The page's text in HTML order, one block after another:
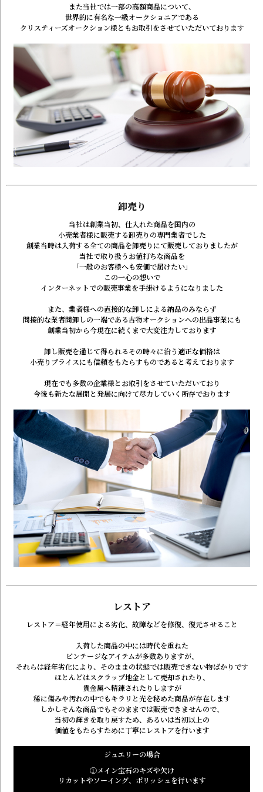
また当社では一部の高額商品について、
世界的に有名な一級オークショニアである
クリスティーズオークション様ともお取引をさせていただいております
卸売り
当社は創業当初、仕入れた商品を国内の
小売業者様に販売する卸売りの専門業者でした
創業当時は入荷する全ての商品を卸売りにて販売しておりましたが
当社で取り扱うお値打ちな商品を
「一般のお客様へも安価で届けたい」
この一心の想いで
インターネットでの販売事業を手掛けるようになりました
また、業者様への直接的な卸しによる納品のみならず
間接的な業者間卸しの一端である古物オークションへの出品事業にも
創業当初から今現在に続くまで大変注力しております
卸し販売を通じて得られるその時々に沿う適正な価格は
小売りプライスにも信頼をもたらすものである と考えております
現在でも多数の企業様とお取引をさせていただいており
今後も新たな展開と発展に向けて尽力していく所存でおります
レストア
レストア＝経年使用による劣化、故障などを修復、復元させること
入荷した商品の中には時代を重ねた
ビンテージなアイテムが多数ありますが、
それらは経年劣化により、 そのままの状態では販売できない物ばかりです
ほとんどはスクラップ地金として売却されたり、
貴金属へ精錬されたりしますが
稀に傷みや汚れの中でもキラリと光を秘めた商品が存在します
しかしそんな商品でもそのままでは販売できませんので、
当初の輝きを取り戻すため、あるいは当初以上の
価値をもたらすために丁寧にレストアを行います
ジュエリーの場合
①メイン宝石のキズや欠け
リカットやソーイング、ポリッシュを行います